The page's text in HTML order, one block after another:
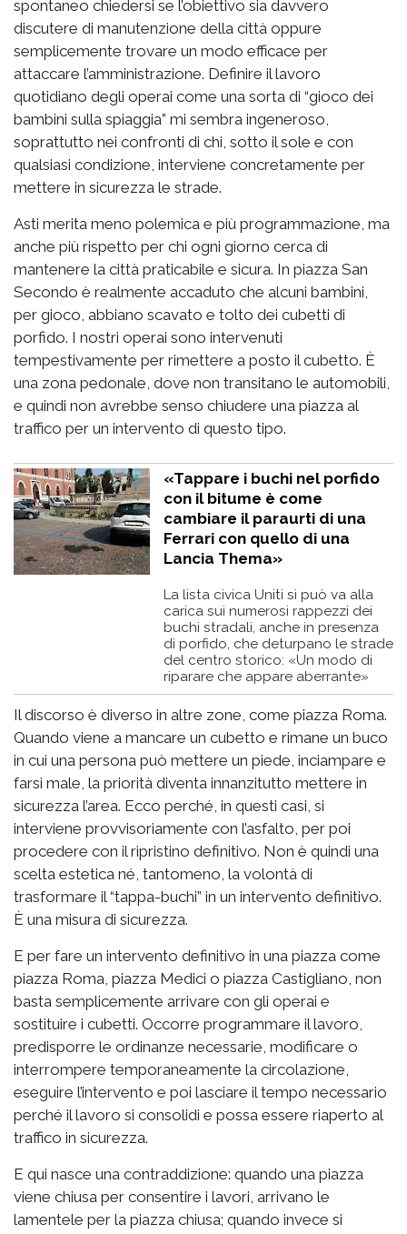
spontaneo chiedersi se l’obiettivo sia davvero
discutere di manutenzione della città oppure
semplicemente trovare un modo efficace per
attaccare l’amministrazione. Definire il lavoro
quotidiano degli operai come una sorta di “gioco dei
bambini sulla spiaggia” mi sembra ingeneroso,
soprattutto nei confronti di chi, sotto il sole e con
qualsiasi condizione, interviene concretamente per
mettere in sicurezza le strade.
Asti merita meno polemica e più programmazione, ma
anche più rispetto per chi ogni giorno cerca di
mantenere la città praticabile e sicura. In piazza San
Secondo è realmente accaduto che alcuni bambini,
per gioco, abbiano scavato e tolto dei cubetti di
porfido. I nostri operai sono intervenuti
tempestivamente per rimettere a posto il cubetto. È
una zona pedonale, dove non transitano le automobili,
e quindi non avrebbe senso chiudere una piazza al
traffico per un intervento di questo tipo.
«Tappare i buchi nel porfido
con il bitume è come
cambiare il paraurti di una
Ferrari con quello di una
Lancia Thema»
La lista civica Uniti si può va alla
carica sui numerosi rappezzi dei
buchi stradali, anche in presenza
di porfido, che deturpano le strade
del centro storico: «Un modo di
riparare che appare aberrante»
Il discorso è diverso in altre zone, come piazza Roma.
Quando viene a mancare un cubetto e rimane un buco
in cui una persona può mettere un piede, inciampare e
farsi male, la priorità diventa innanzitutto mettere in
sicurezza l’area. Ecco perché, in questi casi, si
interviene provvisoriamente con l’asfalto, per poi
procedere con il ripristino definitivo. Non è quindi una
scelta estetica né, tantomeno, la volontà di
trasformare il “tappa-buchi” in un intervento definitivo.
È una misura di sicurezza.
E per fare un intervento definitivo in una piazza come
piazza Roma, piazza Medici o piazza Castigliano, non
basta semplicemente arrivare con gli operai e
sostituire i cubetti. Occorre programmare il lavoro,
predisporre le ordinanze necessarie, modificare o
interrompere temporaneamente la circolazione,
eseguire l’intervento e poi lasciare il tempo necessario
perché il lavoro si consolidi e possa essere riaperto al
traffico in sicurezza.
E qui nasce una contraddizione: quando una piazza
viene chiusa per consentire i lavori, arrivano le
lamentele per la piazza chiusa; quando invece si